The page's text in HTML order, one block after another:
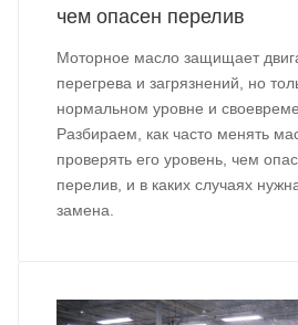
чем опасен перелив
Моторное масло защищает
перегрева и загрязнений, но
нормальном уровне и
Разбираем, как часто менять
проверять его уровень, чем
перелив, и в каких случаях
замена.